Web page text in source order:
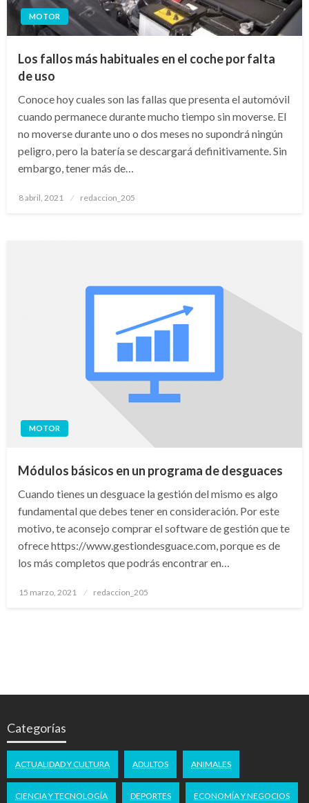
MOTOR
Los fallos más habituales en el coche por falta
de uso
Conoce hoy cuales son las fallas que presenta el automóvil
cuando permanece durante mucho tiempo sin moverse. El
no moverse durante uno o dos meses no supondrá ningún
peligro, pero la batería se descargará definitivamente. Sin
embargo, tener más de…
Publicado
8 abril, 2021 redaccion_205
MOTOR
Módulos básicos en un programa de desguaces
Cuando tienes un desguace la gestión del mismo es algo
fundamental que debes tener en consideración. Por este
motivo, te aconsejo comprar el software de gestión que te
ofrece https://www.gestiondesguace.com, porque es de
los más completos que podrás encontrar en…
Publicado
15 marzo, 2021 redaccion_205
Categorías
ACTUALIDAD Y CULTURA ADULTOS ANIMALES
CIENCIA Y TECNOLOGÍA DEPORTES ECONOMÍA Y NEGOCIOS